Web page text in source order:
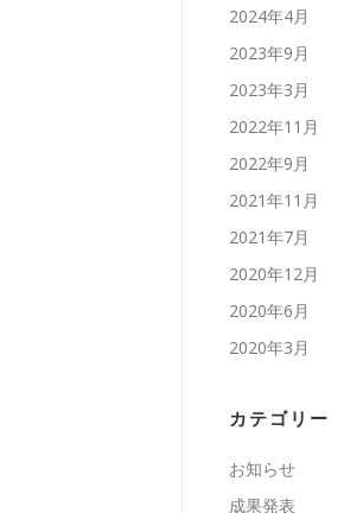
2024年4月
2023年9月
2023年3月
2022年11月
2022年9月
2021年11月
2021年7月
2020年12月
2020年6月
2020年3月
カテゴリー
お知らせ
成果発表